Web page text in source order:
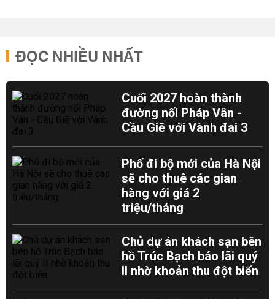
ĐỌC NHIỀU NHẤT
Cuối 2027 hoàn thành
đường nối Pháp Vân -
Cầu Giẽ với Vành đai 3
Phố đi bộ mới của Hà Nội
sẽ cho thuê các gian
hàng với giá 2
triệu/tháng
Chủ dự án khách sạn bên
hồ Trúc Bạch báo lãi quý
II nhờ khoản thu đột biến